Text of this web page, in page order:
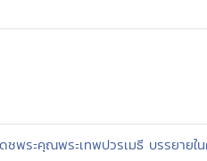
พระคุณพระเทพปวรเมธี บรรยายใ